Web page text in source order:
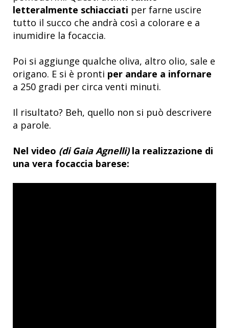
letteralmente schiacciati per farne uscire
tutto il succo che andrà così a colorare e a
inumidire la focaccia.
Poi si aggiunge qualche oliva, altro olio, sale e
origano. E si è pronti per andare a infornare
a 250 gradi per circa venti minuti.
Il risultato? Beh, quello non si può descrivere
a parole.
Nel video (di Gaia Agnelli) la realizzazione di
una vera focaccia barese: